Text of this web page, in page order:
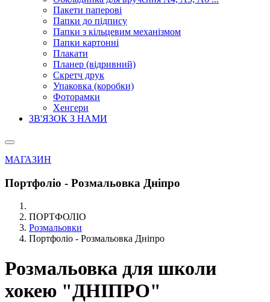
Пакети паперові
Папки до підпису
Папки з кільцевим механізмом
Папки картонні
Плакати
Планер (відривний)
Скретч друк
Упаковка (коробки)
Фоторамки
Хенгери
ЗВ'ЯЗОК З НАМИ
МАГАЗИН
Портфоліо - Розмальовка Дніпро
ПОРТФОЛІО
Розмальовки
Портфоліо - Розмальовка Дніпро
Розмальовка для школи
хокею "ДНІПРО"